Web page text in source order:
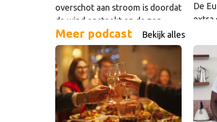
overschot aan stroom is doordat
de wind opsteekt en de zon
schijnt, loont het om die stroom
te delen. Maar Europese
plannen om dat mogelijk te
maken stuiten op kritiek.
De
extra
Maar
even
Meer podcast Bekijk alles